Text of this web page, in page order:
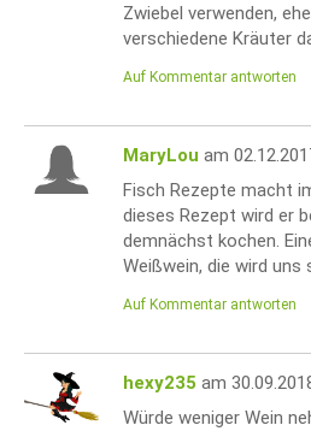
Zwiebel verwenden,
verschiedene Kräuter
Auf Kommentar antworten
MaryLou am
Fisch Rezepte macht
dieses Rezept wird er
demnächst kochen.
Weißwein, die wird uns
Auf Kommentar antworten
hexy235 am
Würde weniger Wein